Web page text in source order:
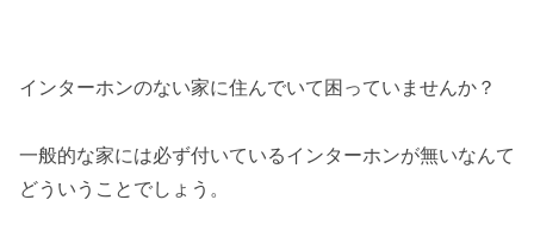
インターホンのない家に住んでいて困っていませんか？
一般的な家には必ず付いているインターホンが無いなんて
どういうことでしょう。